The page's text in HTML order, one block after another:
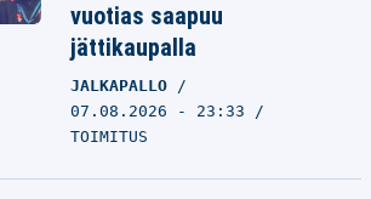
vuotias saapuu
jättikaupalla
JALKAPALLO
07.08.2026 - 23:33
TOIMITUS